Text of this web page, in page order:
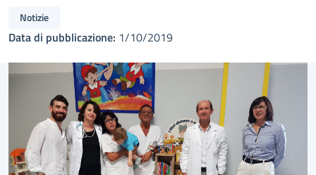
Notizie
Data di pubblicazione: 1/10/2019